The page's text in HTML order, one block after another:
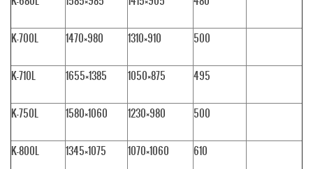
K-700L 1470×980 1310×910 500
K-710L 1655×1385 1050×875 495
K-750L 1580×1060 1230×980 500
K-800L 1345×1075 1070×1060 610